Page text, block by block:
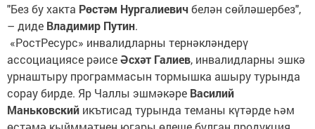
"Без бу хакта Рөстәм Нургалиевичбелән сөйләшербез",
– диде Владимир Путин.
«РостРесурс» инвалидларны тернәкләндерү
ассоциациясе рәисеӘсхәт Галиев, инвалидларны эшкә
урнаштыру программасын тормышка ашыру турында
сорау бирде. Яр Чаллы эшмәкәре Василий
Маньковский икътисад турында теманы күтәрде һәм